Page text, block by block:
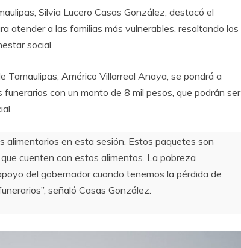
Silvia Lucero Casas González, destacó el
atender a las familias más vulnerables, resaltando los
social.
Tamaulipas, Américo Villarreal Anaya, se pondrá a
con un monto de 8 mil pesos, que podrán ser
en esta sesión. Estos paquetes son
cuenten con estos alimentos. La pobreza
del gobernador cuando tenemos la pérdida de
señaló Casas González.